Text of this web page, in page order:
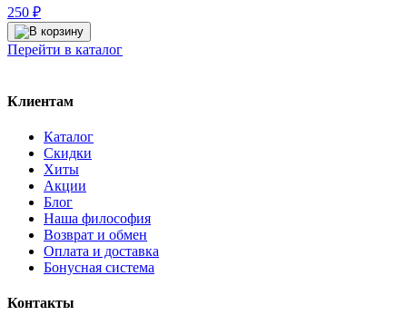
250 ₽
Перейти в каталог
Клиентам
Каталог
Скидки
Хиты
Акции
Блог
Наша философия
Возврат и обмен
Оплата и доставка
Бонусная система
Контакты